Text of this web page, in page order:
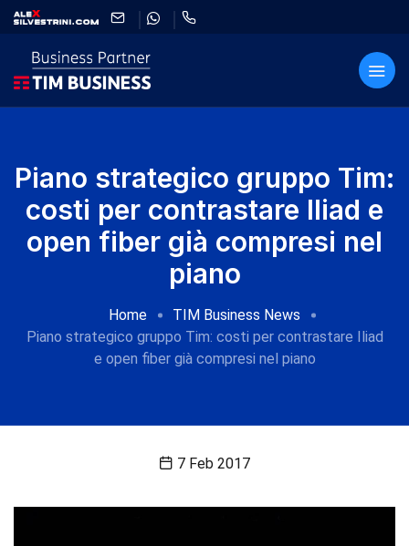
Piano strategico gruppo Tim:
costi per contrastare Iliad e
open fiber già compresi nel
piano
Home
TIM Business News
Piano strategico gruppo Tim: costi per contrastare Iliad
e open fiber già compresi nel piano
7 Feb 2017